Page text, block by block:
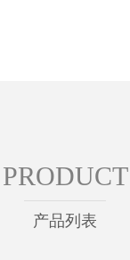
PRODUCT
产品列表